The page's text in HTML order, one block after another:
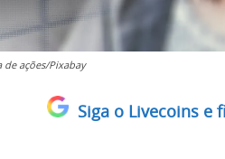
de ações/Pixabay
Siga o Livecoins e